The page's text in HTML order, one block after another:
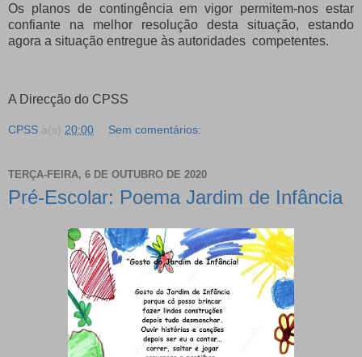
Os planos de contingência em vigor permitem-nos estar
confiante na melhor resolução desta situação, estando
agora a situação entregue às autoridades competentes.
A Direcção do CPSS
CPSS à(s) 20:00 Sem comentários:
TERÇA-FEIRA, 6 DE OUTUBRO DE 2020
Pré-Escolar: Poema Jardim de Infância